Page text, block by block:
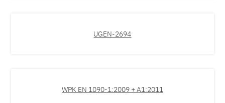
UGEN-2694
WPK EN 1090-1:2009 + A1:2011